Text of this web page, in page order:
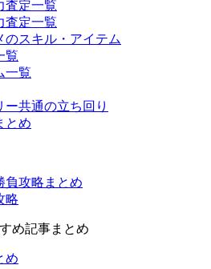
査定一覧
査定一覧
のスキル・アイテム
覧
一覧
共通の立ち回り
とめ
負攻略まとめ
略
め記事まとめ
め